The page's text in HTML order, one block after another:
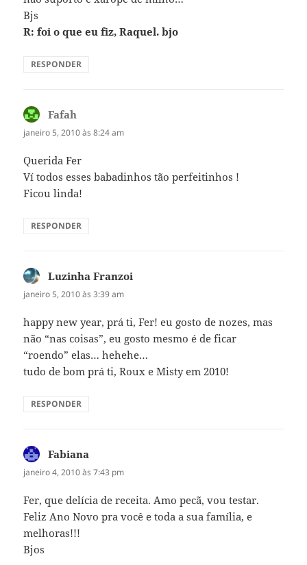
Bjs
R: foi o que eu fiz, Raquel. bjo
RESPONDER
Fafah
janeiro 5, 2010 às 8:24 am
Querida Fer
Ví todos esses babadinhos tão perfeitinhos !
Ficou linda!
RESPONDER
Luzinha Franzoi
janeiro 5, 2010 às 3:39 am
happy new year, prá ti, Fer! eu gosto de nozes, mas
não “nas coisas”, eu gosto mesmo é de ficar
“roendo” elas… hehehe…
tudo de bom prá ti, Roux e Misty em 2010!
RESPONDER
Fabiana
janeiro 4, 2010 às 7:43 pm
Fer, que delícia de receita. Amo pecã, vou testar.
Feliz Ano Novo pra você e toda a sua família, e
melhoras!!!
Bjos